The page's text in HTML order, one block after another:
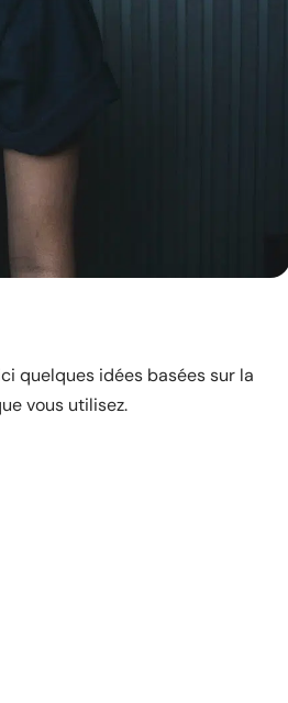
quelques idées basées sur la
vous utilisez.